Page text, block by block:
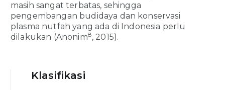
masih sangat terbatas, sehingga
pengembangan budidaya dan konservasi
plasma nutfah yang ada di Indonesia perlu
dilakukan (Anonim8, 2015).
Klasifikasi